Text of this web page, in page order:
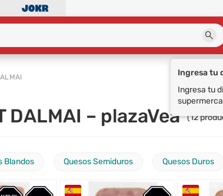
Ingresa tu
Ingresa tu
DALMAI – plazaVea (12
Blandos Quesos Semiduros Quesos Duros